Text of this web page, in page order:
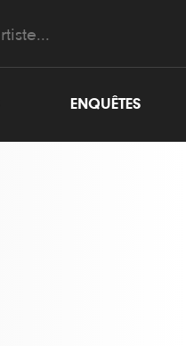
ENQUÊTES